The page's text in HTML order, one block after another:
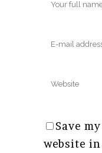
Save
website